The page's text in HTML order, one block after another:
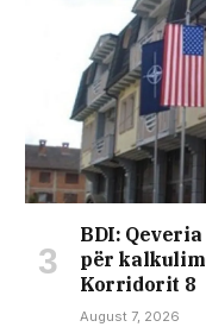
BDI:
për
Korridorit 8
August 7, 2026